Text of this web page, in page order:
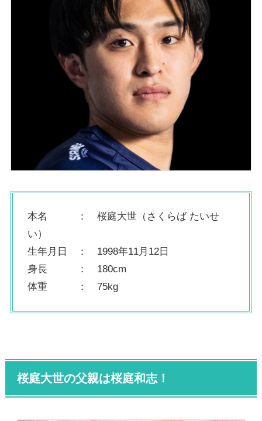
本名 ： 桜庭大世（さくらば たいせ
い）
生年月日 ： 1998年11月12日
身長 ： 180cm
体重 ： 75kg
桜庭大世の父親は桜庭和志！